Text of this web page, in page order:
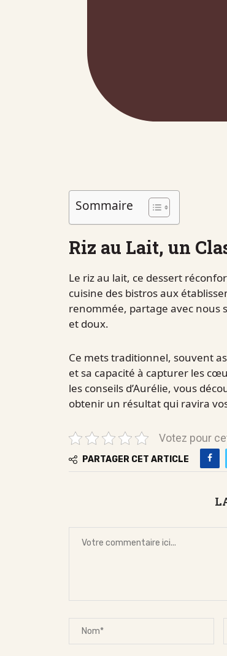
Sommaire
Riz au Lait, un
Le riz au lait, ce dessert
cuisine des bistros aux
renommée, partage avec nous
et doux.
Ce mets traditionnel, souvent
et sa capacité à capturer les
les conseils d’Aurélie, vous
obtenir un résultat qui ravira
Votez pour
PARTAGER CET ARTICLE